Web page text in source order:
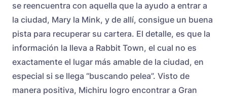
se reencuentra con aquella que la ayudo a entrar a
la ciudad, Mary la Mink, y de allí, consigue un buena
pista para recuperar su cartera. El detalle, es que la
información la lleva a Rabbit Town, el cual no es
exactamente el lugar más amable de la ciudad, en
especial si se llega “buscando pelea”. Visto de
manera positiva, Michiru logro encontrar a Gran